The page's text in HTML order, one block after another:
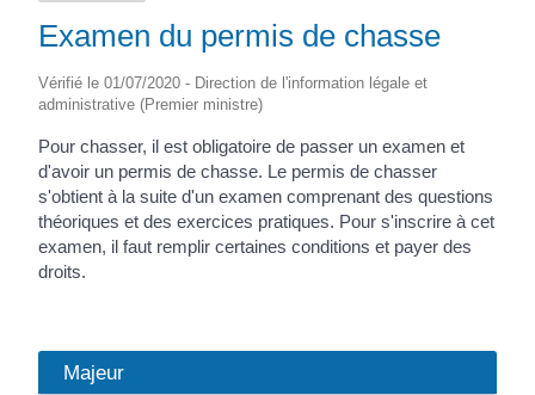
Examen du permis de chasse
Vérifié le 01/07/2020 - Direction de l'information légale et
administrative (Premier ministre)
Pour chasser, il est obligatoire de passer un examen et
d'avoir un permis de chasse. Le permis de chasser
s'obtient à la suite d'un examen comprenant des questions
théoriques et des exercices pratiques. Pour s'inscrire à cet
examen, il faut remplir certaines conditions et payer des
droits.
Majeur